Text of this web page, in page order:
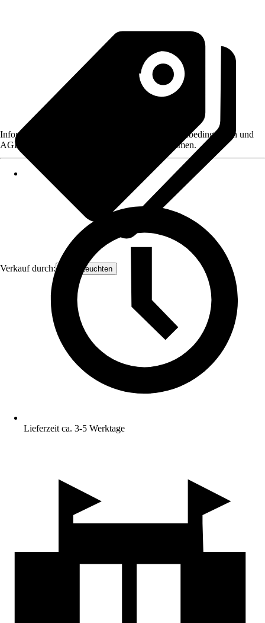
Verkauf durch: Orion Leuchten
Informationen des Verkäufers, wie z. B. Rückgabebedingungen und
AGB, finden Sie bei Klick auf den Verkäufernamen.
Lieferzeit ca. 3-5 Werktage